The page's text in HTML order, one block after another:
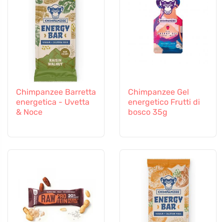
Chimpanzee Barretta
energetica - Uvetta
& Noce
Chimpanzee Gel
energetico Frutti di
bosco 35g